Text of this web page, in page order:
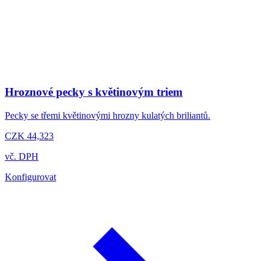
Hroznové pecky s květinovým triem
Pecky se třemi květinovými hrozny kulatých briliantů.
CZK 44,323
vč. DPH
Konfigurovat